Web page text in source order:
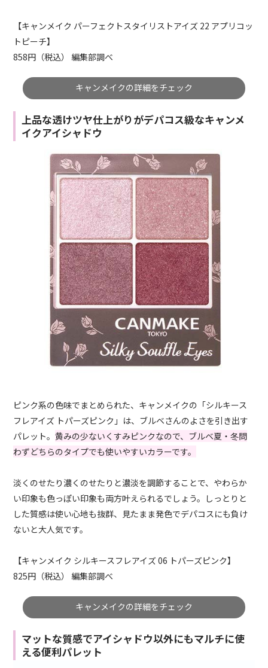
【キャンメイク パーフェクトスタイリストアイズ 22 アプリコッ
トピーチ】
858円（税込） 編集部調べ
キャンメイクの詳細をチェック
上品な透けツヤ仕上がりがデパコス級なキャンメ
イクアイシャドウ
ピンク系の色味でまとめられた、キャンメイクの「シルキース
フレアイズ トパーズピンク」は、ブルベさんのよさを引き出す
パレット。黄みの少ないくすみピンクなので、ブルベ夏・冬問
わずどちらのタイプでも使いやすいカラーです。
淡くのせたり濃くのせたりと濃淡を調節することで、やわらか
い印象も色っぽい印象も両方叶えられるでしょう。しっとりと
した質感は使い心地も抜群、見たまま発色でデパコスにも負け
ないと大人気です。
【キャンメイク シルキースフレアイズ 06 トパーズピンク】
825円（税込） 編集部調べ
キャンメイクの詳細をチェック
マットな質感でアイシャドウ以外にもマルチに使
える便利パレット